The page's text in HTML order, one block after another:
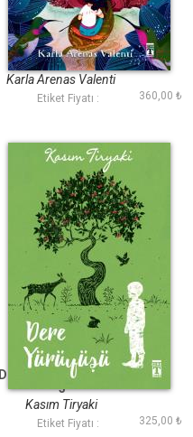
Lola
Karla Arenas Valenti
Etiket Fiyatı : 360,00 ₺
Dere Yürüyüşü - Hebo
3
Kasım Tiryaki
Etiket Fiyatı : 325,00 ₺